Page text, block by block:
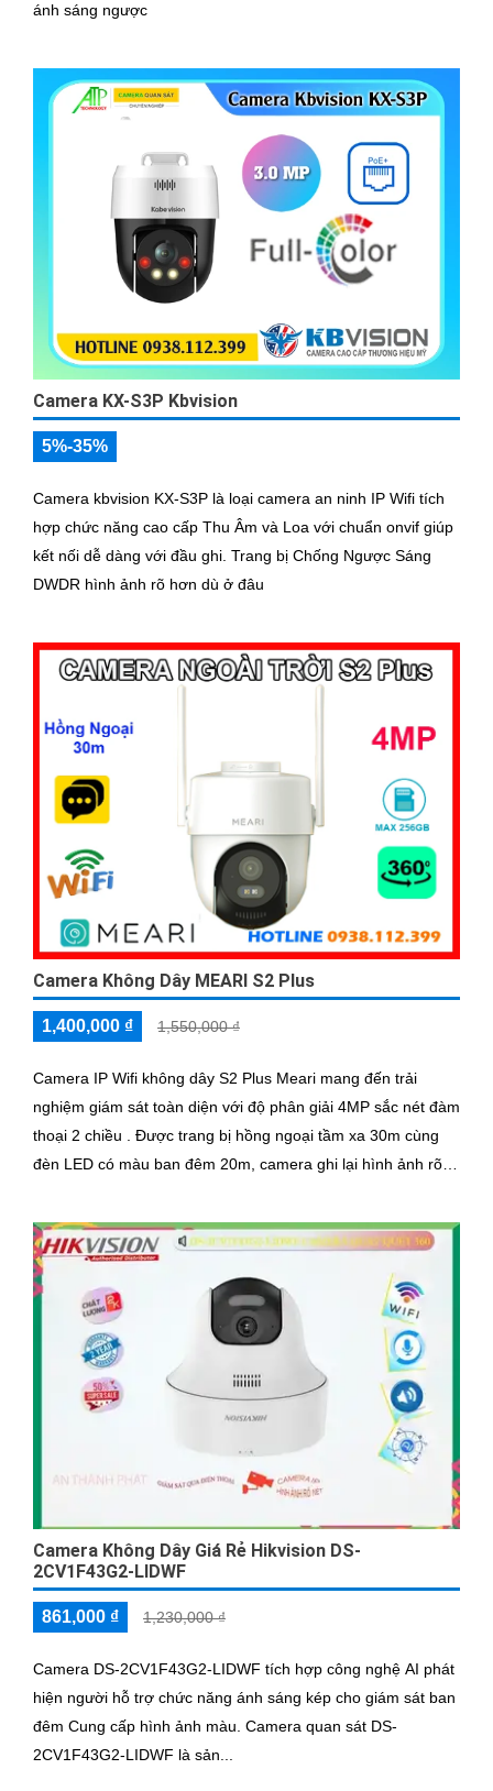
ánh sáng ngược
Camera KX-S3P Kbvision
5%-35%
Camera kbvision KX-S3P là loại camera an ninh IP Wifi tích
hợp chức năng cao cấp Thu Âm và Loa với chuẩn onvif giúp
kết nối dễ dàng với đầu ghi. Trang bị Chống Ngược Sáng
DWDR hình ảnh rõ hơn dù ở đâu
Camera Không Dây MEARI S2 Plus
1,400,000 ₫ 1,550,000 ₫
Camera IP Wifi không dây S2 Plus Meari mang đến trải
nghiệm giám sát toàn diện với độ phân giải 4MP sắc nét đàm
thoại 2 chiều . Được trang bị hồng ngoại tầm xa 30m cùng
đèn LED có màu ban đêm 20m, camera ghi lại hình ảnh rõ
Camera Không Dây Giá Rẻ Hikvision DS-
2CV1F43G2-LIDWF
861,000 ₫ 1,230,000 ₫
Camera DS-2CV1F43G2-LIDWF tích hợp công nghệ AI phát
hiện người hỗ trợ chức năng ánh sáng kép cho giám sát ban
đêm Cung cấp hình ảnh màu. Camera quan sát DS-
2CV1F43G2-LIDWF là sản...